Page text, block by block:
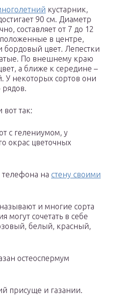
кустарник,
90 см. Диаметр
составляет от 7 до 12
в центре,
цвет. Лепестки
По внешнему краю
а ближе к середине –
У некоторых сортов они
рядов.
вот так:
с гелениумом, у
окрас цветочных
телефона на стену своими
и многие сорта
могут сочетать в себе
белый, красный,
остеоспермум
присуще и газании.